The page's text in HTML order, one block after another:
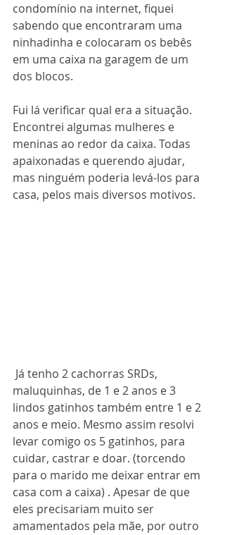
condomínio na internet, fiquei
sabendo que encontraram uma
ninhadinha e colocaram os bebês
em uma caixa na garagem de um
dos blocos.
Fui lá verificar qual era a situação.
Encontrei algumas mulheres e
meninas ao redor da caixa. Todas
apaixonadas e querendo ajudar,
mas ninguém poderia levá-los para
casa, pelos mais diversos motivos.
maluquinhas, de 1 e 2 anos e 3
lindos gatinhos também entre 1 e 2
anos e meio. Mesmo assim resolvi
levar comigo os 5 gatinhos, para
cuidar, castrar e doar. (torcendo
para o marido me deixar entrar em
casa com a caixa) . Apesar de que
eles precisariam muito ser
amamentados pela mãe, por outro